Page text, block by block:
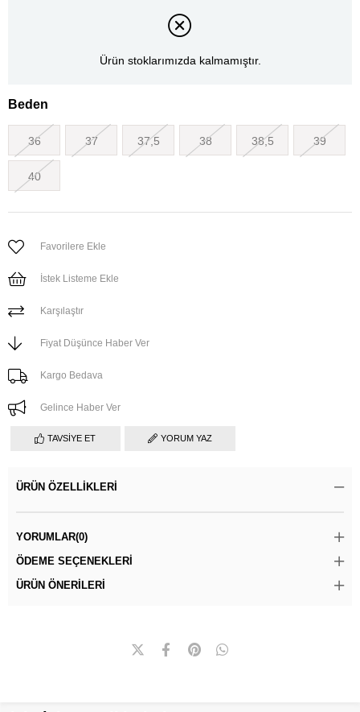
Ürün stoklarımızda kalmamıştır.
Beden
36 37 37,5 38 38,5 39
40
Favorilere Ekle
İstek Listeme Ekle
Karşılaştır
Fiyat Düşünce Haber Ver
Kargo Bedava
Gelince Haber Ver
TAVSIYE ET YORUM YAZ
ÜRÜN ÖZELLIKLERI
YORUMLAR(0)
ÖDEME SEÇENEKLERI
ÜRÜN ÖNERILERI